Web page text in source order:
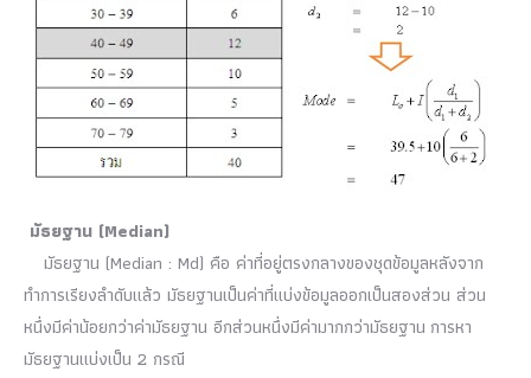
มัธยฐาน (Median)
มัธยฐาน (Median : Md) คือ ค่าที่อยู่ตรงกลางของชุดข้อมูลหลังจาก
ทำการเรียงลำดับแล้ว มัธยฐานเป็นค่าที่แบ่งข้อมูลออกเป็นสองส่วน ส่วน
หนึ่งมีค่าน้อยกว่าค่ามัธยฐาน อีกส่วนหนึ่งมีค่ามากกว่ามัธยฐาน การหา
มัธยฐานแบ่งเป็น 2 กรณี